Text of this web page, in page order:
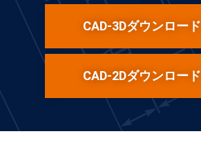
CAD-3Dダウンロード
CAD-2Dダウンロード